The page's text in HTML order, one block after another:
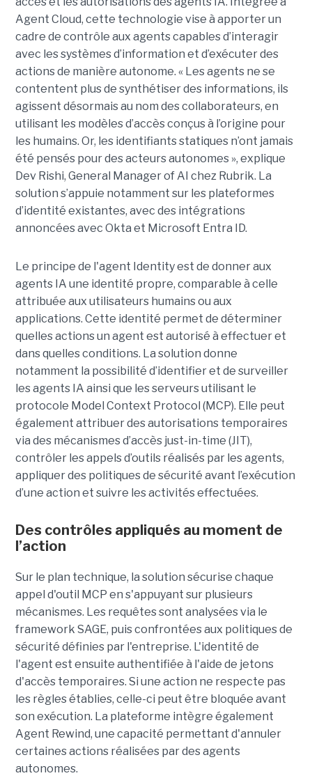
Agent Cloud, cette technologie vise à apporter un
cadre de contrôle aux agents capables d’interagir
avec les systèmes d’information et d’exécuter des
actions de manière autonome. « Les agents ne se
contentent plus de synthétiser des informations, ils
agissent désormais au nom des collaborateurs, en
utilisant les modèles d’accès conçus à l’origine pour
les humains. Or, les identifiants statiques n’ont jamais
été pensés pour des acteurs autonomes », explique
Dev Rishi, General Manager of AI chez Rubrik. La
solution s’appuie notamment sur les plateformes
d’identité existantes, avec des intégrations
annoncées avec Okta et Microsoft Entra ID.
Le principe de l'agent Identity est de donner aux
agents IA une identité propre, comparable à celle
attribuée aux utilisateurs humains ou aux
applications. Cette identité permet de déterminer
quelles actions un agent est autorisé à effectuer et
dans quelles conditions. La solution donne
notamment la possibilité d’identifier et de surveiller
les agents IA ainsi que les serveurs utilisant le
protocole Model Context Protocol (MCP). Elle peut
également attribuer des autorisations temporaires
via des mécanismes d’accès just-in-time (JIT),
contrôler les appels d’outils réalisés par les agents,
appliquer des politiques de sécurité avant l’exécution
d’une action et suivre les activités effectuées.
Des contrôles appliqués au moment de
l’action
Sur le plan technique, la solution sécurise chaque
appel d'outil MCP en s'appuyant sur plusieurs
mécanismes. Les requêtes sont analysées via le
framework SAGE, puis confrontées aux politiques de
sécurité définies par l'entreprise. L'identité de
l'agent est ensuite authentifiée à l'aide de jetons
d'accès temporaires. Si une action ne respecte pas
les règles établies, celle-ci peut être bloquée avant
son exécution. La plateforme intègre également
Agent Rewind, une capacité permettant d'annuler
certaines actions réalisées par des agents
autonomes.